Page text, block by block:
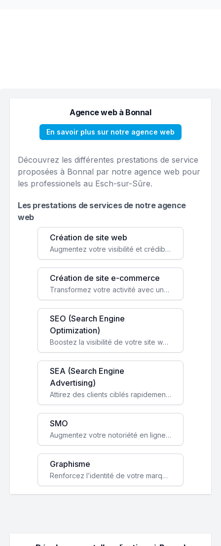
Agence web à Bonnal
En savoir plus sur notre agence web
Découvrez les différentes prestations de service
proposées à Bonnal par notre agence web pour
les professionels au Esch-sur-Sûre.
Les prestations de services de notre agence
web
Création de site web
Augmentez votre visibilité et crédibilité en ligne avec un site web performant, conçu pour attirer plus de clients.
Création de site e-commerce
Transformez votre activité avec une boutique en ligne, accessible à l'échelle mondiale 24/7.
SEO (Search Engine
Optimization)
Boostez la visibilité de votre site web sur Google et attirez du trafic qualifié grâce à nos stratégies SEO.
SEA (Search Engine
Advertising)
Attirez des clients ciblés rapidement avec des campagnes publicitaires payantes optimisées pour vos objectifs.
SMO
Augmentez votre notoriété en ligne et stimulez la croissance de votre entreprise grâce à une stratégie sociale sur mesure.
Graphisme
Renforcez l’identité de votre marque avec un design unique qui capte l’attention et engage vos clients.